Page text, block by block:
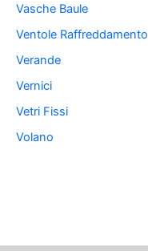
Vasche Baule
Ventole Raffreddamento
Verande
Vernici
Vetri Fissi
Volano